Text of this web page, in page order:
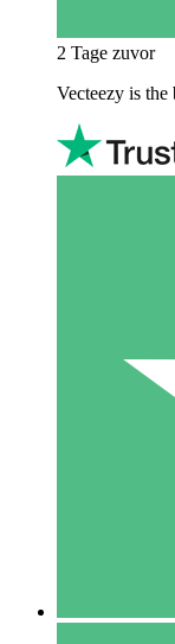
2 Tage zuvor
Vecteezy is the